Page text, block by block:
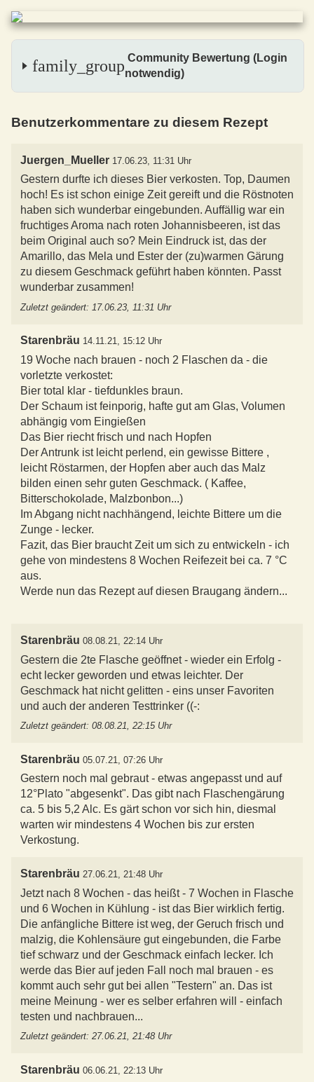
family_group Community Bewertung (Login
notwendig)
Benutzerkommentare zu diesem Rezept
Juergen_Mueller 17.06.23, 11:31 Uhr
Gestern durfte ich dieses Bier verkosten. Top, Daumen
hoch! Es ist schon einige Zeit gereift und die Röstnoten
haben sich wunderbar eingebunden. Auffällig war ein
fruchtiges Aroma nach roten Johannisbeeren, ist das
beim Original auch so? Mein Eindruck ist, das der
Amarillo, das Mela und Ester der (zu)warmen Gärung
zu diesem Geschmack geführt haben könnten. Passt
wunderbar zusammen!
Zuletzt geändert: 17.06.23, 11:31 Uhr
Starenbräu 14.11.21, 15:12 Uhr
19 Woche nach brauen - noch 2 Flaschen da - die
vorletzte verkostet:
Bier total klar - tiefdunkles braun.
Der Schaum ist feinporig, hafte gut am Glas, Volumen
abhängig vom Eingießen
Das Bier riecht frisch und nach Hopfen
Der Antrunk ist leicht perlend, ein gewisse Bittere ,
leicht Röstarmen, der Hopfen aber auch das Malz
bilden einen sehr guten Geschmack. ( Kaffee,
Bitterschokolade, Malzbonbon...)
Im Abgang nicht nachhängend, leichte Bittere um die
Zunge - lecker.
Fazit, das Bier braucht Zeit um sich zu entwickeln - ich
gehe von mindestens 8 Wochen Reifezeit bei ca. 7 °C
aus.
Werde nun das Rezept auf diesen Braugang ändern...
Starenbräu 08.08.21, 22:14 Uhr
Gestern die 2te Flasche geöffnet - wieder ein Erfolg -
echt lecker geworden und etwas leichter. Der
Geschmack hat nicht gelitten - eins unser Favoriten
und auch der anderen Testtrinker ((-:
Zuletzt geändert: 08.08.21, 22:15 Uhr
Starenbräu 05.07.21, 07:26 Uhr
Gestern noch mal gebraut - etwas angepasst und auf
12°Plato "abgesenkt". Das gibt nach Flaschengärung
ca. 5 bis 5,2 Alc. Es gärt schon vor sich hin, diesmal
warten wir mindestens 4 Wochen bis zur ersten
Starenbräu 27.06.21, 21:48 Uhr
Jetzt nach 8 Wochen - das heißt - 7 Wochen in Flasche
und 6 Wochen in Kühlung - ist das Bier wirklich fertig.
Die anfängliche Bittere ist weg, der Geruch frisch und
malzig, die Kohlensäure gut eingebunden, die Farbe
tief schwarz und der Geschmack einfach lecker. Ich
werde das Bier auf jeden Fall noch mal brauen - es
kommt auch sehr gut bei allen "Testern" an. Das ist
meine Meinung - wer es selber erfahren will - einfach
testen und nachbrauen...
Zuletzt geändert: 27.06.21, 21:48 Uhr
Starenbräu 06.06.21, 22:13 Uhr